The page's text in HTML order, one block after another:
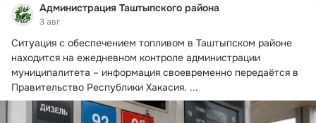
Администрация Таштыпского района
3 авг
Ситуация с обеспечением топливом в Таштыпском районе
находится на ежедневном контроле администрации
муниципалитета – информация своевременно передаётся в
Правительство Республики Хакасия. ...